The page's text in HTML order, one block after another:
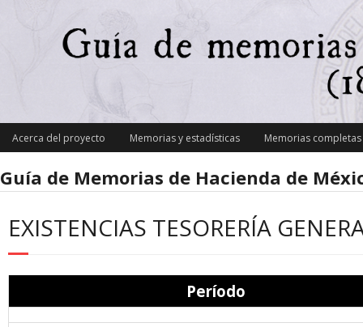
Acerca del proyecto Memorias y estadísticas Memorias
Guía de Memorias de Hacienda de
EXISTENCIAS TESORERÍA
Período